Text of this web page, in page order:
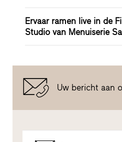
Ervaar ramen live in de
Studio van Menuiserie
Uw bericht aan